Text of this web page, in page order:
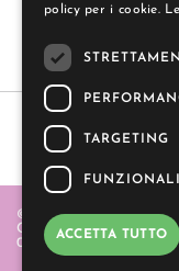
SERVIZIO
IL MIO
© 2004-2026 GUZZI
C. - PIAZZA ITALIA 20
06580880968 .
policy per i cookie.
TARGETING
ACCETTA TUTTO